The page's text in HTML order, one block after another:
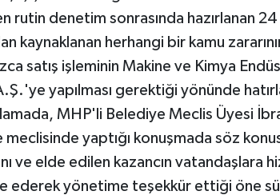
rutin denetim sonrasında hazırlanan
kaynaklanan herhangi bir kamu
satış işleminin Makine ve Kimya
yapılması gerektiği yönünde
MHP'li Belediye Meclis Üyesi
yaptığı konuşmada söz
ve elde edilen kazancın vatandaşlara
ederek yönetime teşekkür ettiği öne